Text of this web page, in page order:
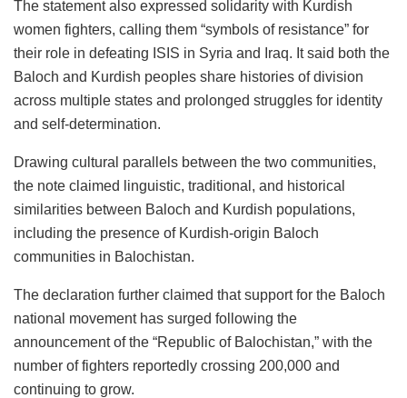
The statement also expressed solidarity with Kurdish
women fighters, calling them “symbols of resistance” for
their role in defeating ISIS in Syria and Iraq. It said both the
Baloch and Kurdish peoples share histories of division
across multiple states and prolonged struggles for identity
and self-determination.
Drawing cultural parallels between the two communities,
the note claimed linguistic, traditional, and historical
similarities between Baloch and Kurdish populations,
including the presence of Kurdish-origin Baloch
communities in Balochistan.
The declaration further claimed that support for the Baloch
national movement has surged following the
announcement of the “Republic of Balochistan,” with the
number of fighters reportedly crossing 200,000 and
continuing to grow.